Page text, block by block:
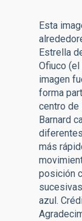
Esta
Estrella
Ofiuco
imagen
forma
centro de
Barnard
más
posición
azul.